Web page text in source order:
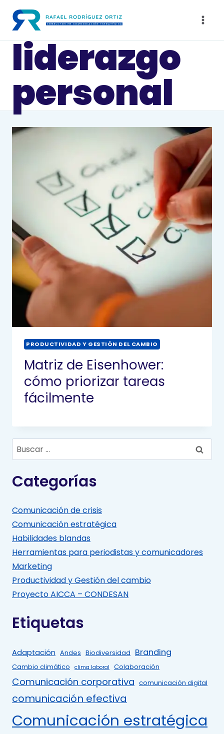
contenido
liderazgo
personal
PRODUCTIVIDAD Y GESTIÓN DEL CAMBIO
Matriz de Eisenhower:
cómo priorizar tareas
fácilmente
Buscar:
Categorías
Comunicación de crisis
Comunicación estratégica
Habilidades blandas
Herramientas para periodistas y comunicadores
Marketing
Productividad y Gestión del cambio
Proyecto AICCA – CONDESAN
Etiquetas
Adaptación Andes Biodiversidad Branding
Cambio climático clima laboral Colaboración
Comunicación corporativa comunicación digital
comunicación efectiva
Comunicación estratégica